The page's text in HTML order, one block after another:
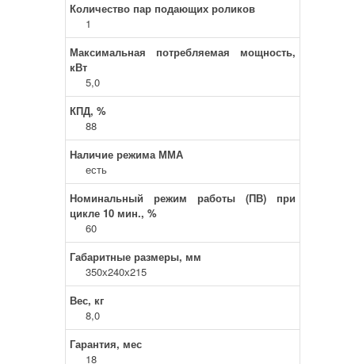
Количество пар подающих роликов
1
Максимальная потребляемая мощность,
кВт
5,0
КПД, %
88
Наличие режима ММА
есть
Номинальный режим работы (ПВ) при
цикле 10 мин., %
60
Габаритные размеры, мм
350х240х215
Вес, кг
8,0
Гарантия, мес
18